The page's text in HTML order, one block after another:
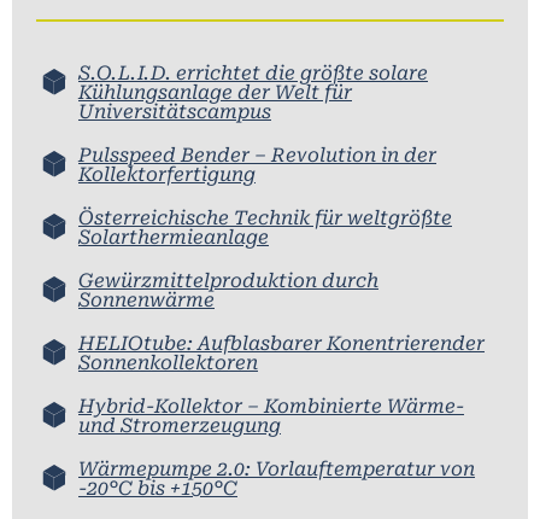
S.O.L.I.D. errichtet die größte solare
Kühlungsanlage der Welt für
Universitätscampus
Pulsspeed Bender – Revolution in der
Kollektorfertigung
Österreichische Technik für weltgrößte
Solarthermieanlage
Gewürzmittelproduktion durch
Sonnenwärme
HELIOtube: Aufblasbarer Konentrierender
Sonnenkollektoren
Hybrid-Kollektor – Kombinierte Wärme-
und Stromerzeugung
Wärmepumpe 2.0: Vorlauftemperatur von
-20°C bis +150°C